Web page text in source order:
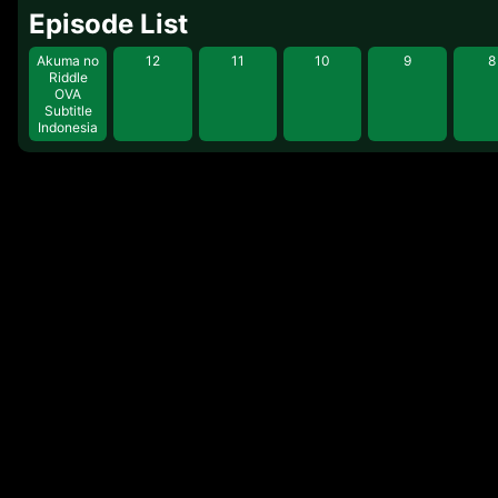
siapa yang akan terbunuh?
Episode List
Akuma no
Riddle
OVA
Subtitle
Indonesia
12 11 10 9 8